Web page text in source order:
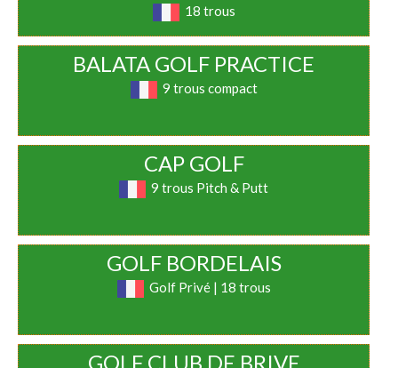
18 trous
BALATA GOLF PRACTICE
9 trous compact
CAP GOLF
9 trous Pitch & Putt
GOLF BORDELAIS
Golf Privé | 18 trous
GOLF CLUB DE BRIVE